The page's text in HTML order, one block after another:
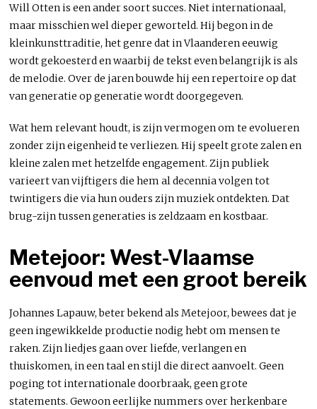
Will Otten is een ander soort succes. Niet internationaal,
maar misschien wel dieper geworteld. Hij begon in de
kleinkunsttraditie, het genre dat in Vlaanderen eeuwig
wordt gekoesterd en waarbij de tekst even belangrijk is als
de melodie. Over de jaren bouwde hij een repertoire op dat
van generatie op generatie wordt doorgegeven.
Wat hem relevant houdt, is zijn vermogen om te evolueren
zonder zijn eigenheid te verliezen. Hij speelt grote zalen en
kleine zalen met hetzelfde engagement. Zijn publiek
varieert van vijftigers die hem al decennia volgen tot
twintigers die via hun ouders zijn muziek ontdekten. Dat
brug-zijn tussen generaties is zeldzaam en kostbaar.
Metejoor: West-Vlaamse
eenvoud met een groot bereik
Johannes Lapauw, beter bekend als Metejoor, bewees dat je
geen ingewikkelde productie nodig hebt om mensen te
raken. Zijn liedjes gaan over liefde, verlangen en
thuiskomen, in een taal en stijl die direct aanvoelt. Geen
poging tot internationale doorbraak, geen grote
statements. Gewoon eerlijke nummers over herkenbare